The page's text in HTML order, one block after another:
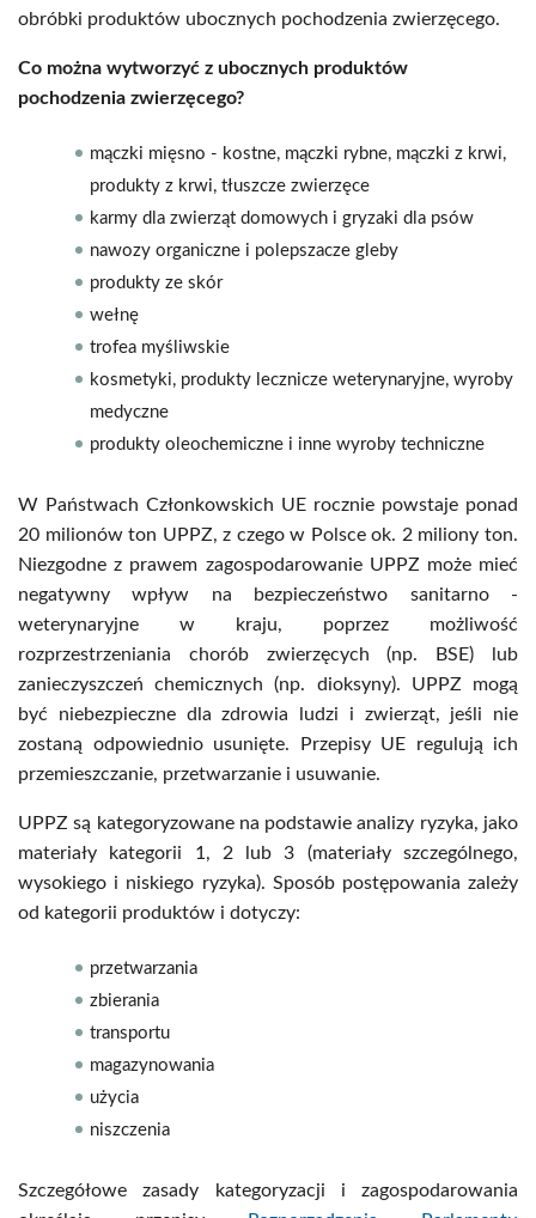
obróbki produktów ubocznych pochodzenia zwierzęcego.
Co można wytworzyć z ubocznych produktów
pochodzenia zwierzęcego?
mączki mięsno - kostne, mączki rybne, mączki z krwi,
produkty z krwi, tłuszcze zwierzęce
karmy dla zwierząt domowych i gryzaki dla psów
nawozy organiczne i polepszacze gleby
produkty ze skór
wełnę
trofea myśliwskie
kosmetyki, produkty lecznicze weterynaryjne, wyroby
medyczne
produkty oleochemiczne i inne wyroby techniczne
W Państwach Członkowskich UE rocznie powstaje ponad
20 milionów ton UPPZ, z czego w Polsce ok. 2 miliony ton.
Niezgodne z prawem zagospodarowanie UPPZ może mieć
negatywny wpływ na bezpieczeństwo sanitarno -
weterynaryjne w kraju, poprzez możliwość
rozprzestrzeniania chorób zwierzęcych (np. BSE) lub
zanieczyszczeń chemicznych (np. dioksyny). UPPZ mogą
być niebezpieczne dla zdrowia ludzi i zwierząt, jeśli nie
zostaną odpowiednio usunięte. Przepisy UE regulują ich
przemieszczanie, przetwarzanie i usuwanie.
UPPZ są kategoryzowane na podstawie analizy ryzyka, jako
materiały kategorii 1, 2 lub 3 (materiały szczególnego,
wysokiego i niskiego ryzyka). Sposób postępowania zależy
od kategorii produktów i dotyczy:
przetwarzania
zbierania
transportu
magazynowania
użycia
niszczenia
Szczegółowe zasady kategoryzacji i zagospodarowania